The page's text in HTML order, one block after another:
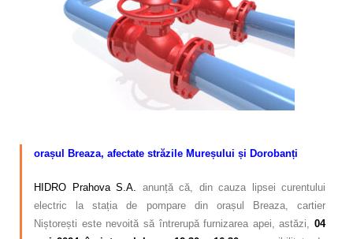
Calitatea apei
orașul Breaza, afectate străzile Mureșului și Dorobanți
HIDRO Prahova S.A. anunță că, din cauza lipsei curentului
electric la stația de pompare din orașul Breaza, cartier
Niștorești este nevoită să întrerupă furnizarea apei, astăzi, 04